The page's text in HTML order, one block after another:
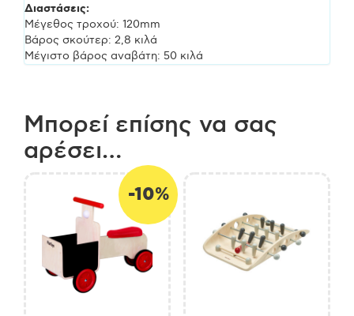
Διαστάσεις:
Μέγεθος τροχού: 120mm
Βάρος σκούτερ: 2,8 κιλά
Μέγιστο βάρος αναβάτη: 50 κιλά
Μπορεί επίσης να σας
αρέσει…
-10%